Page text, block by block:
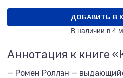
ДОБАВИТЬ В
В наличии в 4
Аннотация к книге
— Ромен Роллан —